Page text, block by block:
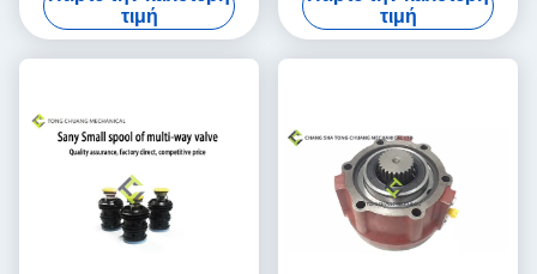
ισορροπίας μπούμας
τιμή
συνέλευση εμβόλων μερών
συγκεκριμένη
τιμή